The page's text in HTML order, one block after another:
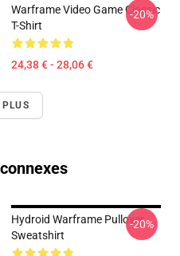
Warframe Video Game Classic
T-Shirt
24,38 € - 28,06 €
-20%
Hydroid Warframe Pullover
Sweatshirt
-20%